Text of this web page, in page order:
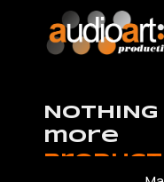
NOTHING
more